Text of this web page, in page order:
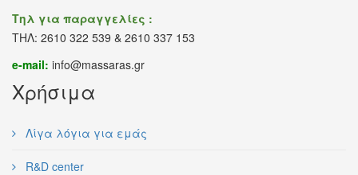
Τηλ για παραγγελίες :
ΤΗΛ: 2610 322 539 & 2610 337 153
e-mail: info@massaras.gr
Χρήσιμα
Λίγα λόγια για εμάς
R&D center